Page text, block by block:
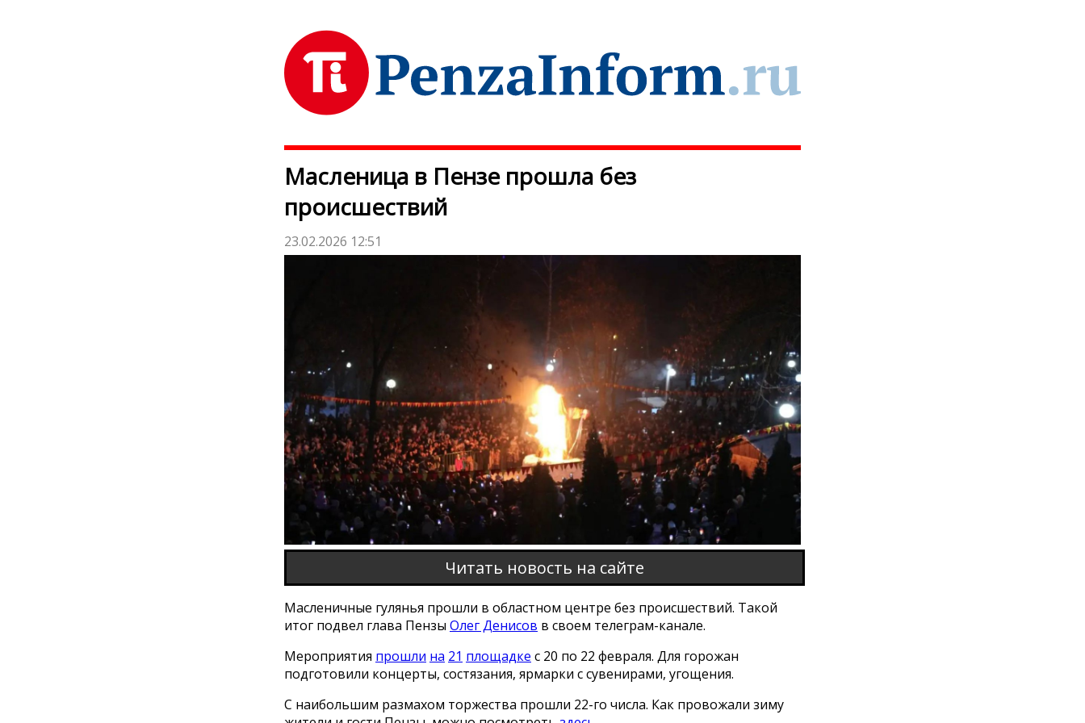
Масленица в Пензе прошла без
происшествий
23.02.2026 12:51
Читать новость на сайте
Масленичные гулянья прошли в областном центре без происшествий. Такой
итог подвел глава Пензы Олег Денисов в своем телеграм-канале.
Мероприятия прошли на 21 площадке с 20 по 22 февраля. Для горожан
подготовили концерты, состязания, ярмарки с сувенирами, угощения.
С наибольшим размахом торжества прошли 22-го числа. Как провожали зиму